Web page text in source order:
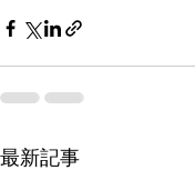
最新記事